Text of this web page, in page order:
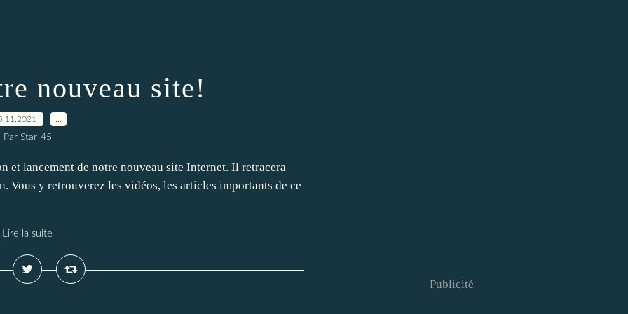
nouveau site!
Par Star-45
et lancement de notre nouveau site Internet. Il retracera
Vous y retrouverez les vidéos, les articles importants de ce
Lire la suite
Publicité